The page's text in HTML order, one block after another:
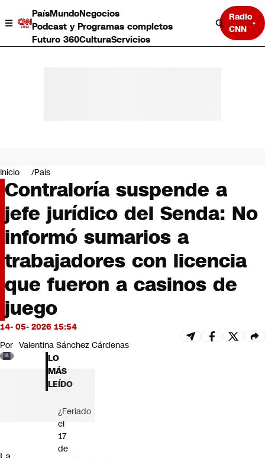
PaísMundoNegocios
Podcast y Programas completos
Futuro 360CulturaServicios
Radio
CNN
Negocios
Deportes
Programas completos
Cultura
Servicios
Bits
CNN tiempo
Futuro 360
Opinión
Inicio País
Contraloría suspende a
jefe jurídico del Senda: No
informó sumarios a
trabajadores con licencia
que fueron a casinos de
juego
14- 05- 2026 15:54
Por Valentina Sánchez Cárdenas
LO
MÁS
LEÍDO
¿Feriado
el
17
de